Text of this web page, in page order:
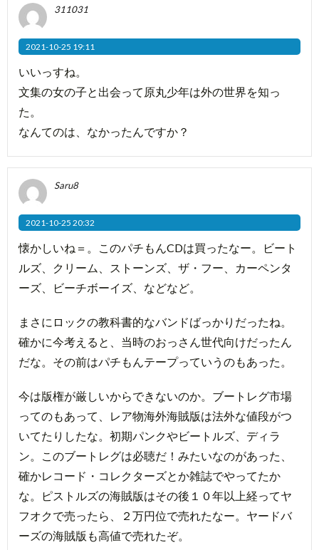
311031
2021-10-25 19:11
いいっすね。
文集の女の子と出会って原丸少年は外の世界を知っ
た。
なんてのは、なかったんですか？
Saru8
2021-10-25 20:32
懐かしいね＝。このパチもんCDは買ったなー。ビート
ルズ、クリーム、ストーンズ、ザ・フー、カーペンタ
ーズ、ビーチボーイズ、などなど。
まさにロックの教科書的なバンドばっかりだったね。
確かに今考えると、当時のおっさん世代向けだったん
だな。その前はパチもんテープっていうのもあった。
今は版権が厳しいからできないのか。ブートレグ市場
ってのもあって、レア物海外海賊版は法外な値段がつ
いてたりしたな。初期パンクやビートルズ、ディラ
ン。このブートレグは必聴だ！みたいなのがあった、
確かレコード・コレクターズとか雑誌でやってたか
な。ピストルズの海賊版はその後１０年以上経ってヤ
フオクで売ったら、２万円位で売れたなー。ヤードバ
ーズの海賊版も高値で売れたぞ。